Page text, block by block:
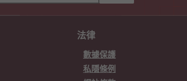
法律
數據保護
私隱條例